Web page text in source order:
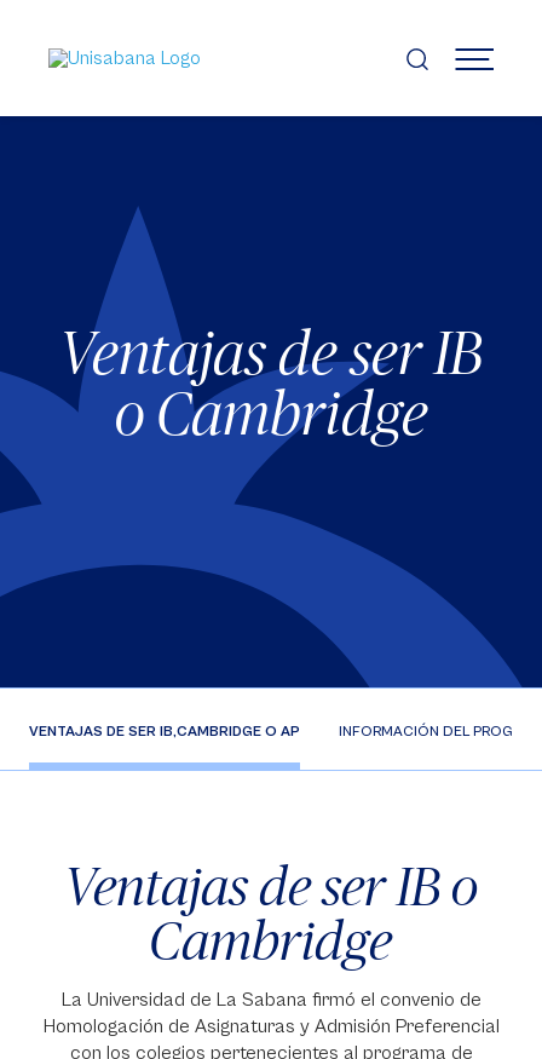
contenido
principal
MENÚ
Ventajas de ser IB
o Cambridge
VENTAJAS DE SER IB,CAMBRIDGE O AP INFORMACIÓN DEL
Ventajas de ser IB o
Cambridge
La Universidad de La Sabana firmó el convenio de
Homologación de Asignaturas y Admisión Preferencial
con los colegios pertenecientes al programa de